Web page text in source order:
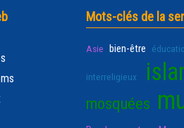
Mots-clés de la
Asie bien-être
interreligieux
mosquées